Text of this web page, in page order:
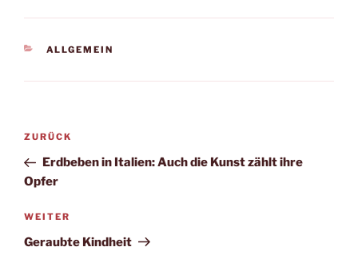
KATEGORIEN
ALLGEMEIN
Beitragsnavigation
Vorheriger
Beitrag
ZURÜCK
Erdbeben in Italien: Auch die Kunst zählt ihre
Opfer
Nächster
Beitrag
WEITER
Geraubte Kindheit